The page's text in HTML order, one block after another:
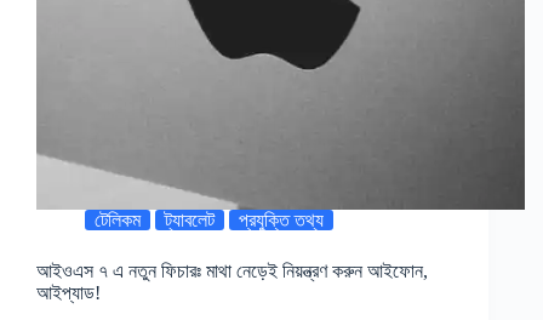
টেলিকম ট্যাবলেট প্রযুক্তি তথ্য
আইওএস ৭ এ নতুন ফিচারঃ মাথা নেড়েই নিয়ন্ত্রণ করুন আইফোন,
আইপ্যাড!